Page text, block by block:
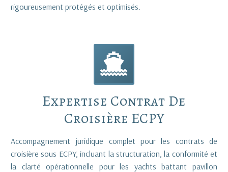
rigoureusement protégés et optimisés.


Expertise Contrat De
Croisière ECPY
Accompagnement juridique complet pour les contrats de
croisière sous ECPY, incluant la structuration, la conformité et
la clarté opérationnelle pour les yachts battant pavillon